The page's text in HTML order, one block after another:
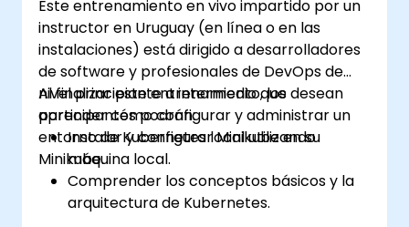
Este entrenamiento en vivo impartido por un
instructor en Uruguay (en línea o en las
instalaciones) está dirigido a desarrolladores
de software y profesionales de DevOps de
nivel principiante a intermedio que desean
aprender cómo configurar y administrar un
entorno de Kubernetes local utilizando
Minikube.
Al finalizar este entrenamiento, los
participantes podrán:
Instalar y configurar Minikube en su
máquina local.
Comprender los conceptos básicos y la
arquitectura de Kubernetes.